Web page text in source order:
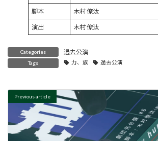
脚本 木村 僚汰
演出 木村 僚汰
Categories 過去公演
Tags 力、族 過去公演
Previous article